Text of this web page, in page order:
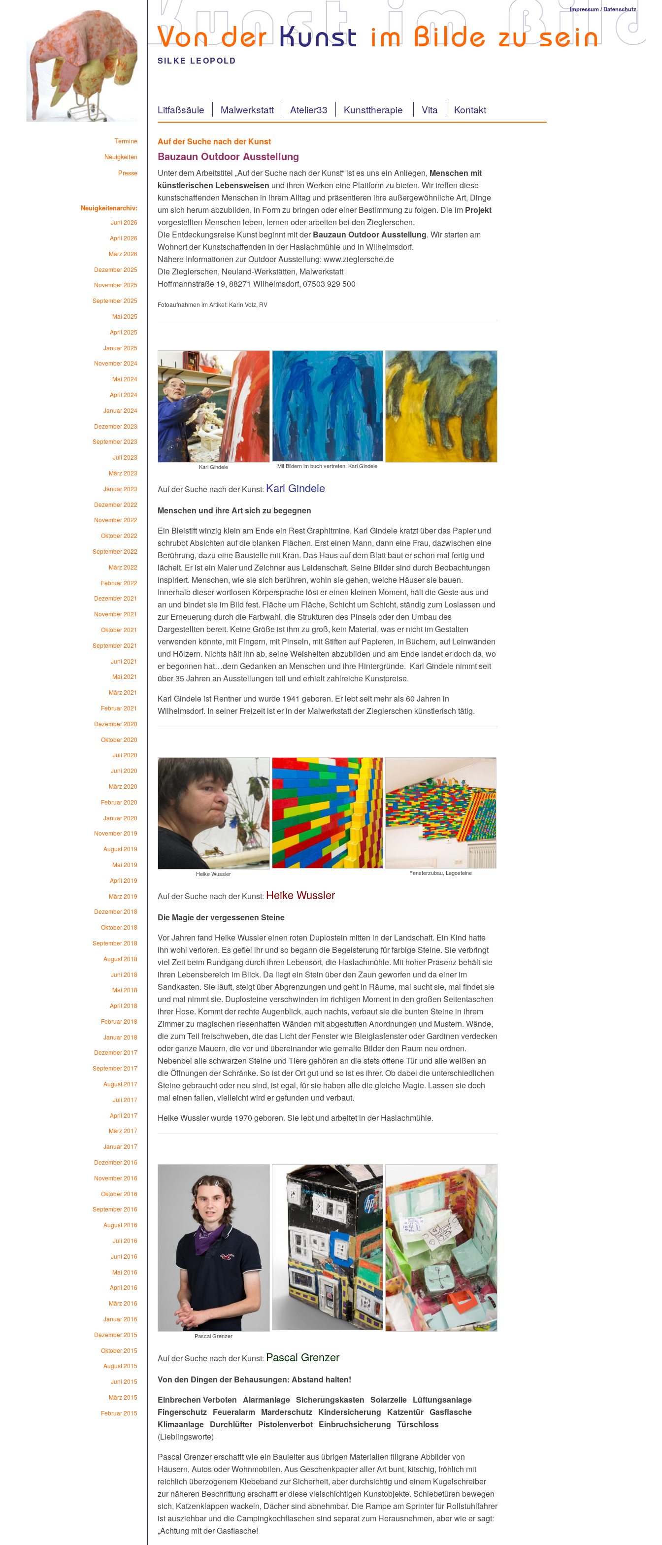
Termine
Neuigkeiten
Presse
Neuigkeitenarchiv:
Juni 2026
April 2026
März 2026
Dezember 2025
November 2025
September 2025
Mai 2025
April 2025
Januar 2025
November 2024
Mai 2024
April 2024
Januar 2024
Dezember 2023
September 2023
Juli 2023
März 2023
Januar 2023
Dezember 2022
November 2022
Oktober 2022
September 2022
März 2022
Februar 2022
Dezember 2021
November 2021
Oktober 2021
September 2021
Juni 2021
Mai 2021
März 2021
Februar 2021
Dezember 2020
Oktober 2020
Juli 2020
Juni 2020
März 2020
Februar 2020
Januar 2020
November 2019
August 2019
Mai 2019
April 2019
März 2019
Dezember 2018
Oktober 2018
September 2018
August 2018
Juni 2018
Mai 2018
April 2018
Februar 2018
Januar 2018
Dezember 2017
September 2017
August 2017
Juli 2017
April 2017
März 2017
Januar 2017
Dezember 2016
November 2016
Oktober 2016
September 2016
August 2016
Juli 2016
Juni 2016
Mai 2016
April 2016
März 2016
Januar 2016
Dezember 2015
Oktober 2015
August 2015
Juni 2015
März 2015
Februar 2015
Impressum/Datenschutz
Von der Kunst im Bilde zu sein
SILKE LEOPOLD
Litfaßsäule Malwerkstatt Atelier33 Kunsttherapie Vita Kontakt
Auf der Suche nach der Kunst
Bauzaun Outdoor Ausstellung
Unter dem Arbeitstitel „Auf der Suche nach der Kunst“ ist es uns ein Anliegen, Menschen mit
künstlerischen Lebensweisen und ihren Werken eine Plattform zu bieten. Wir treffen diese
kunstschaffenden Menschen in ihrem Alltag und präsentieren ihre außergewöhnliche Art, Dinge
um sich herum abzubilden, in Form zu bringen oder einer Bestimmung zu folgen. Die im Projekt
vorgestellten Menschen leben, lernen oder arbeiten bei den Zieglerschen.
Die Entdeckungsreise Kunst beginnt mit der Bauzaun Outdoor Ausstellung. Wir starten am
Wohnort der Kunstschaffenden in der Haslachmühle und in Wilhelmsdorf.
Nähere Informationen zur Outdoor Ausstellung: www.zieglersche.de
Die Zieglerschen, Neuland-Werkstätten, Malwerkstatt
Hoffmannstraße 19, 88271 Wilhelmsdorf, 07503 929 500
Fotoaufnahmen im Artikel: Karin Volz, RV
Karl Gindele Mit Bildern im buch vertreten: Karl Gindele
Auf der Suche nach der Kunst: Karl Gindele
Menschen und ihre Art sich zu begegnen
Ein Bleistift winzig klein am Ende ein Rest Graphitmine. Karl Gindele kratzt über das Papier und
schrubbt Absichten auf die blanken Flächen. Erst einen Mann, dann eine Frau, dazwischen eine
Berührung, dazu eine Baustelle mit Kran. Das Haus auf dem Blatt baut er schon mal fertig und
lächelt. Er ist ein Maler und Zeichner aus Leidenschaft. Seine Bilder sind durch Beobachtungen
inspiriert. Menschen, wie sie sich berühren, wohin sie gehen, welche Häuser sie bauen.
Innerhalb dieser wortlosen Körpersprache löst er einen kleinen Moment, hält die Geste aus und
an und bindet sie im Bild fest. Fläche um Fläche, Schicht um Schicht, ständig zum Loslassen und
zur Erneuerung durch die Farbwahl, die Strukturen des Pinsels oder den Umbau des
Dargestellten bereit. Keine Größe ist ihm zu groß, kein Material, was er nicht im Gestalten
verwenden könnte, mit Fingern, mit Pinseln, mit Stiften auf Papieren, in Büchern, auf Leinwänden
und Hölzern. Nichts hält ihn ab, seine Weisheiten abzubilden und am Ende landet er doch da, wo
er begonnen hat…dem Gedanken an Menschen und ihre Hintergründe. Karl Gindele nimmt seit
über 35 Jahren an Ausstellungen teil und erhielt zahlreiche Kunstpreise.
Karl Gindele ist Rentner und wurde 1941 geboren. Er lebt seit mehr als 60 Jahren in
Wilhelmsdorf. In seiner Freizeit ist er in der Malwerkstatt der Zieglerschen künstlerisch tätig.
Heike Wussler Fensterzubau, Legosteine
Auf der Suche nach der Kunst: Heike Wussler
Die Magie der vergessenen Steine
Vor Jahren fand Heike Wussler einen roten Duplostein mitten in der Landschaft. Ein Kind hatte
ihn wohl verloren. Es gefiel ihr und so begann die Begeisterung für farbige Steine. Sie verbringt
viel Zeit beim Rundgang durch ihren Lebensort, die Haslachmühle. Mit hoher Präsenz behält sie
ihren Lebensbereich im Blick. Da liegt ein Stein über den Zaun geworfen und da einer im
Sandkasten. Sie läuft, steigt über Abgrenzungen und geht in Räume, mal sucht sie, mal findet sie
und mal nimmt sie. Duplosteine verschwinden im richtigen Moment in den großen Seitentaschen
ihrer Hose. Kommt der rechte Augenblick, auch nachts, verbaut sie die bunten Steine in ihrem
Zimmer zu magischen riesenhaften Wänden mit abgestuften Anordnungen und Mustern. Wände,
die zum Teil freischweben, die das Licht der Fenster wie Bleiglasfenster oder Gardinen verdecken
oder ganze Mauern, die vor und übereinander wie gemalte Bilder den Raum neu ordnen.
Nebenbei alle schwarzen Steine und Tiere gehören an die stets offene Tür und alle weißen an
die Öffnungen der Schränke. So ist der Ort gut und so ist es ihrer. Ob dabei die unterschiedlichen
Steine gebraucht oder neu sind, ist egal, für sie haben alle die gleiche Magie. Lassen sie doch
mal einen fallen, vielleicht wird er gefunden und verbaut.
Heike Wussler wurde 1970 geboren. Sie lebt und arbeitet in der Haslachmühle.
Pascal Grenzer
Auf der Suche nach der Kunst: Pascal Grenzer
Von den Dingen der Behausungen: Abstand halten!
Einbrechen Verboten Alarmanlage Sicherungskasten Solarzelle Lüftungsanlage
Fingerschutz Feueralarm Marderschutz Kindersicherung Katzentür Gasflasche
Klimaanlage Durchlüfter Pistolenverbot Einbruchsicherung Türschloss
(Lieblingsworte)
Pascal Grenzer erschafft wie ein Bauleiter aus übrigen Materialien filigrane Abbilder von
Häusern, Autos oder Wohnmobilen. Aus Geschenkpapier aller Art bunt, kitschig, fröhlich mit
reichlich überzogenem Klebeband zur Sicherheit, aber durchsichtig und einem Kugelschreiber
zur näheren Beschriftung erschafft er diese vielschichtigen Kunstobjekte. Schiebetüren bewegen
sich, Katzenklappen wackeln, Dächer sind abnehmbar. Die Rampe am Sprinter für Rollstuhlfahrer
ist ausziehbar und die Campingkochflaschen sind separat zum Herausnehmen, aber wie er sagt:
„Achtung mit der Gasflasche!